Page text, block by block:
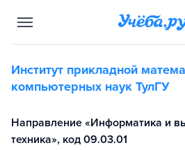
Институт прикладной
компьютерных наук ТулГУ
Направление «Информатика и
техника», код 09.03.01